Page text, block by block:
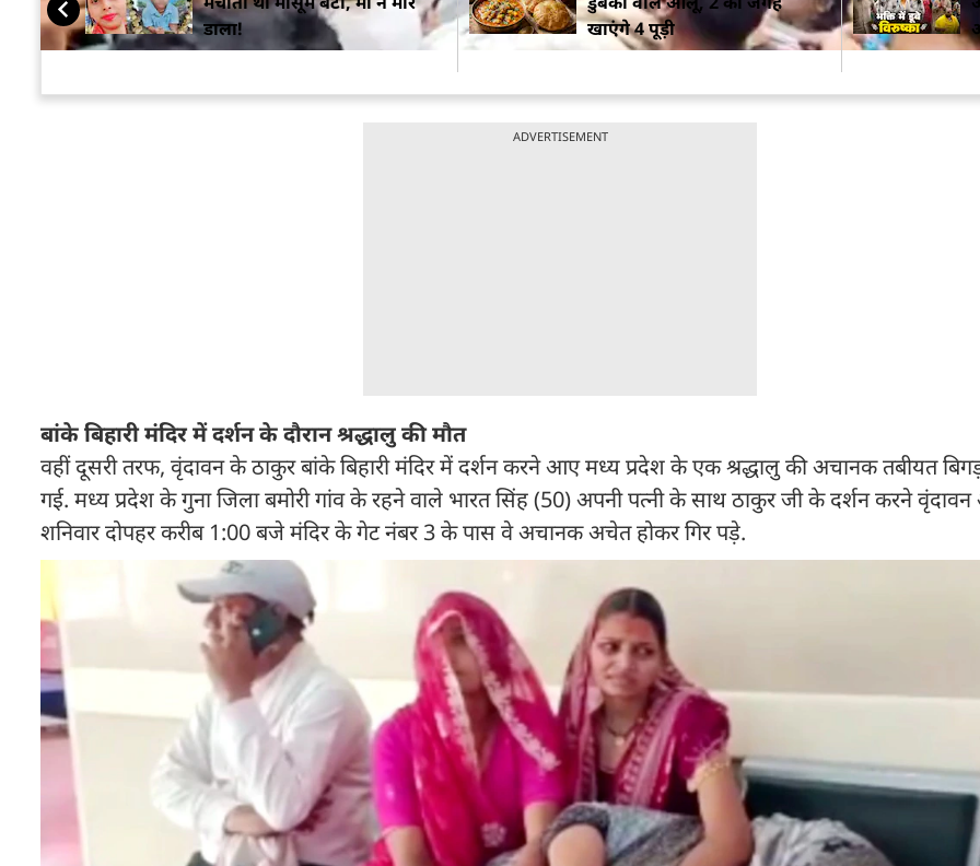
डाला!
खाएंगे 4 पूड़ी
ADVERTISEMENT
बांके बिहारी मंदिर में दर्शन के दौरान श्रद्धालु की मौत
वहीं दूसरी तरफ, वृंदावन के ठाकुर बांके बिहारी मंदिर में दर्शन करने आए मध्य प्रदेश के एक श्रद्धालु की अचानक तबीयत
गई. मध्य प्रदेश के गुना जिला बमोरी गांव के रहने वाले भारत सिंह (50) अपनी पत्नी के साथ ठाकुर जी के दर्शन करने
शनिवार दोपहर करीब 1:00 बजे मंदिर के गेट नंबर 3 के पास वे अचानक अचेत होकर गिर पड़े.